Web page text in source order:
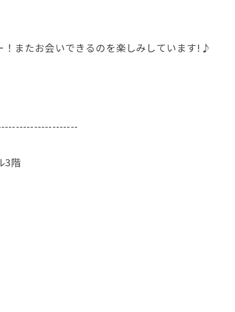
またお会いできるのを楽しみしています!♪
3階